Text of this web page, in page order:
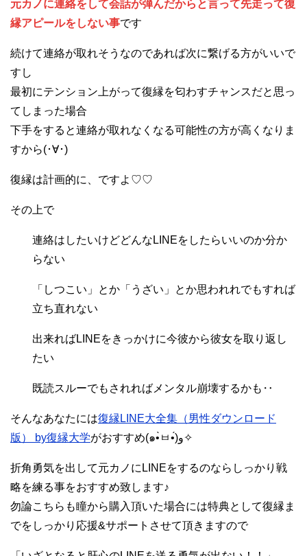
元カノに連絡をして会話が弾んだからと言って先走って復
縁アピールをしない事です
続けて連絡が取れそうなのであれば次に繋げる方がいいで
すし
最初にテンション上がって復縁を匂わすチャンスだと思っ
てしまった場合
下手をすると連絡が取れなくなる可能性の方が高くなりま
すから(･∀･)
復縁は計画的に、ですよ♡♡
その上で
連絡はしたいけどどんなLINEをしたらいいのか分か
らない
「しつこい」とか「うざい」とか思われれでもすれば
立ち直れない
出来ればLINEをきっかけに今彼から彼女を取り返し
たい
既読スルーでもされればメンタル崩壊するかも‥
そんなあなたには復縁LINE大全集（男性ダウンロード
版） by復縁大学
がおすすめ(๑•̀ㅂ•́)و✧
折角勇気を出して元カノにLINEをするのならしっかり戦
略を練る事をおすすめ致します♪
勿論こちらも瞳から購入頂いた場合には特典として復縁ま
でをしっかり応援&サポートさせて頂きますので